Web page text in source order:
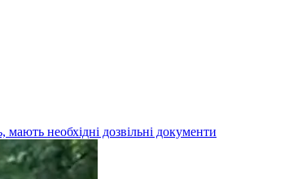
необхідні дозвільні документи